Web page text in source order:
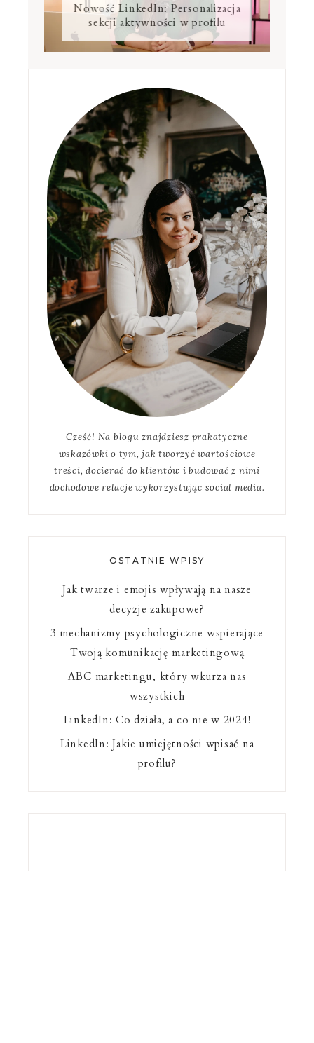
Nowość LinkedIn: Personalizacja
sekcji aktywności w profilu
Cześć! Na blogu znajdziesz prakatyczne
wskazówki o tym, jak tworzyć wartościowe
treści, docierać do klientów i budować z nimi
dochodowe relacje wykorzystując social media.
OSTATNIE WPISY
Jak twarze i emojis wpływają na nasze
decyzje zakupowe?
3 mechanizmy psychologiczne wspierające
Twoją komunikację marketingową
ABC marketingu, który wkurza nas
wszystkich
LinkedIn: Co działa, a co nie w 2024!
LinkedIn: Jakie umiejętności wpisać na
profilu?